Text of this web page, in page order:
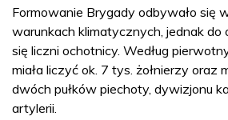
Formowanie Brygady odbywało się
warunkach klimatycznych, jednak do
się liczni ochotnicy. Według
miała liczyć ok. 7 tys. żołnierzy oraz
dwóch pułków piechoty, dywizjonu
artylerii.